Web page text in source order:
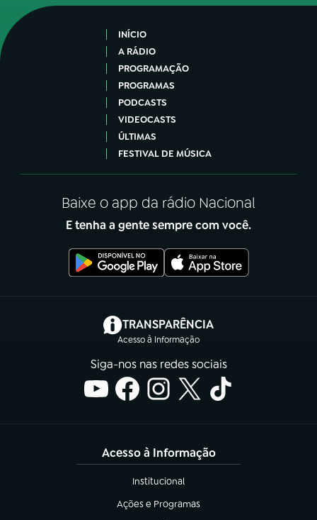
INÍCIO
A RÁDIO
PROGRAMAÇÃO
PROGRAMAS
PODCASTS
VIDEOCASTS
ÚLTIMAS
FESTIVAL DE MÚSICA
Baixe o app da rádio Nacional
E tenha a gente sempre com você.
TRANSPARÊNCIA
Acesso à Informação
(abre em nova aba)
Siga-nos nas redes sociais
Acesso à Informação
Institucional
(abre em nova aba)
Ações e Programas
(abre em nova aba)